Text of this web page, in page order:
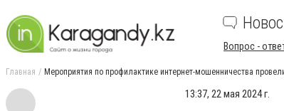
Вопрос -
Главная Мероприятия по профилактике интернет-мошенничества
13:37, 22 мая 2024 г.